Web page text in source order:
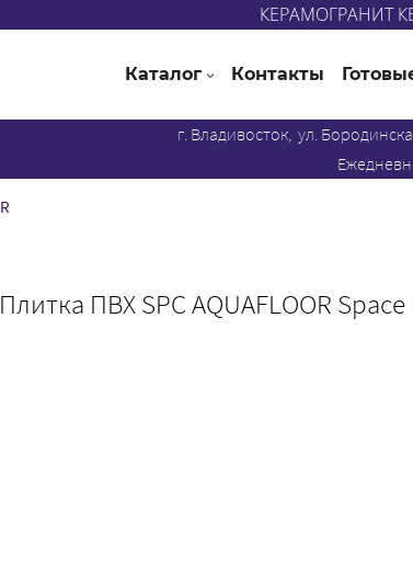
КЕРАМОГРАНИТ
Каталог Контакты
г. Владивосток, ул.
ПВХ SPC AQUAFLOOR